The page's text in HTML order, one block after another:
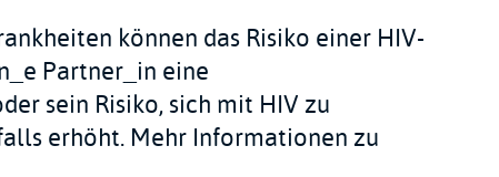
können das Risiko einer HIV-
Partner_in eine
sein Risiko, sich mit HIV zu
erhöht. Mehr Informationen zu